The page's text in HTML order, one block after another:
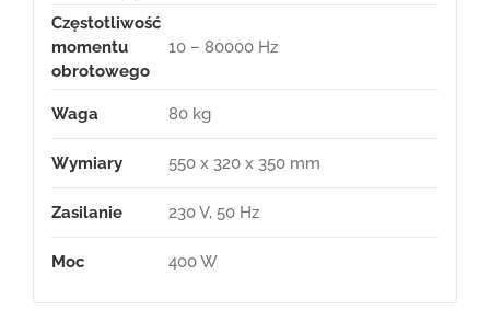
Częstotliwość
momentu
obrotowego
10 – 80000 Hz
Waga 80 kg
Wymiary 550 x 320 x 350 mm
Zasilanie 230 V, 50 Hz
Moc 400 W